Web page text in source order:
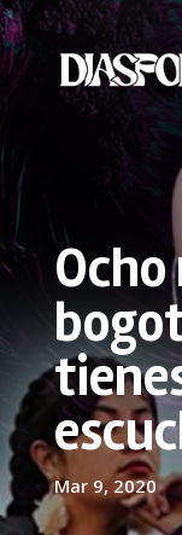
Mar 9, 2020